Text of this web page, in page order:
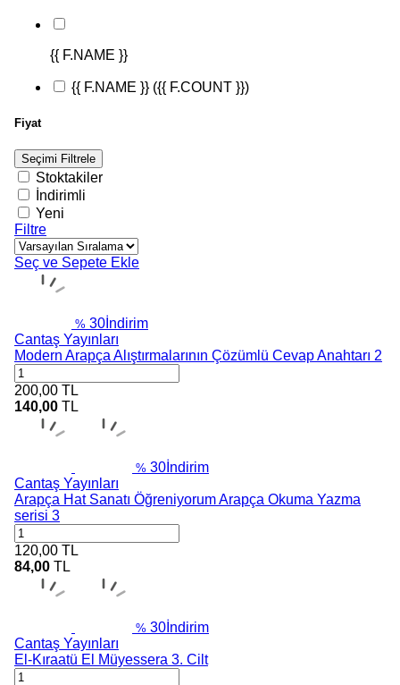
{{ F.NAME }}
{{ F.NAME }} ({{ F.COUNT }})
Fiyat
Seçimi Filtrele
Stoktakiler
İndirimli
Yeni
Filtre
Seç ve Sepete Ekle
% 30 İndirim
Cantaş Yayınları
Modern Arapça Alıştırmalarının Çözümlü Cevap Anahtarı 2
200,00 TL
140,00 TL
% 30 İndirim
Cantaş Yayınları
Arapça Hat Sanatı Öğreniyorum Arapça Okuma Yazma
serisi 3
120,00 TL
84,00 TL
% 30 İndirim
Cantaş Yayınları
El-Kıraatü El Müyessera 3. Cilt